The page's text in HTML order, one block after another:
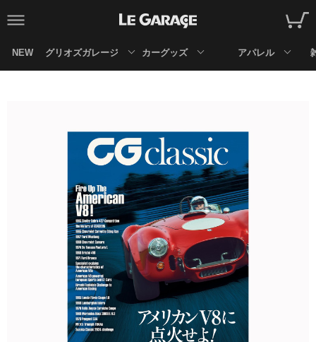
NEW グリオズガレージ カーグッズ アパレル